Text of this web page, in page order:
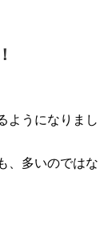
ようになりまし
、多いのではな